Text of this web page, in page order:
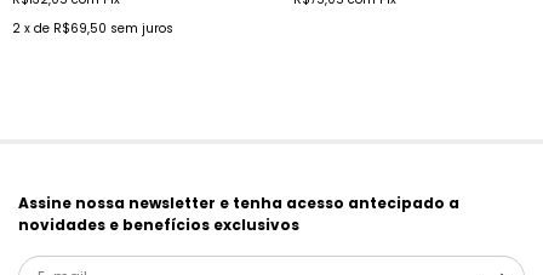
2 x de R$69,50 sem juros
Assine nossa newsletter e tenha acesso antecipado a
novidades e benefícios exclusivos